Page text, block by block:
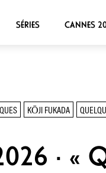
SÉRIES CANNES
KŌJI FUKADA
· «